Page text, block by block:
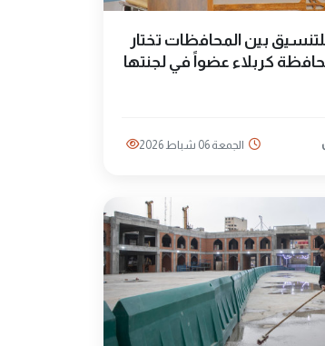
للتنسيق بين المحافظات تختار
كربلاء عضواً في لجنتها
الجمعة 06 شباط 2026